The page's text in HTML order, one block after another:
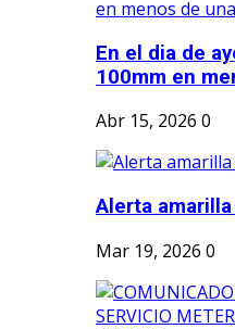
En el dia de
100mm en
Abr 15, 2026 0
Alerta
Mar 19, 2026 0